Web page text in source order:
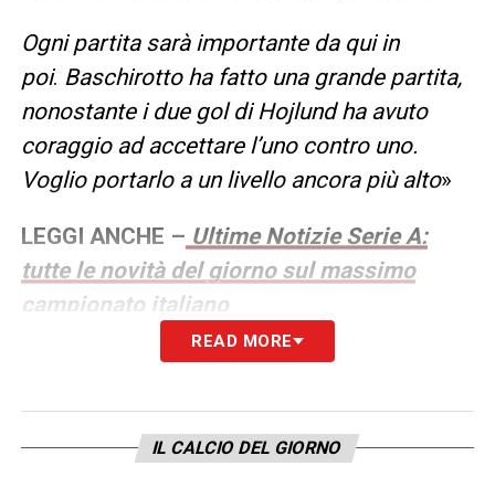
Ogni partita sarà importante da qui in
poi. Baschirotto ha fatto una grande partita,
nonostante i due gol di Hojlund ha avuto
coraggio ad accettare l’uno contro uno.
Voglio portarlo a un livello ancora più alto»
LEGGI ANCHE – Ultime Notizie Serie A:
tutte le novità del giorno sul massimo
campionato italiano
READ MORE
IL CALCIO DEL GIORNO